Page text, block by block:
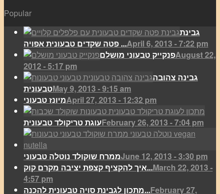
Popular
גבינת
פטה שקדים טבעונית אפויה ...April 6, 2013 - 7:22 pm
פנקייק טבעוני מושלםAugust 22,
2012 - 5:17 pm
גבינה צהובה
טבעוניתMay 9, 2013 - 9:15 am
מיונז טבעוניApril 27, 2013 - 12:32 pm
עוגת טריקולד טבעוניתFebruary 26, 2013 - 7:04 pm
ממרח שוקולד נוטלה טבעוניJune 12, 2013 - 3:30 pm
איך להקציף קצפת יציבה מקרם קוק...March 22, 2013 -
4:57 pm
מתכון לגבינת סויה טבעונית להכנה...February 27,